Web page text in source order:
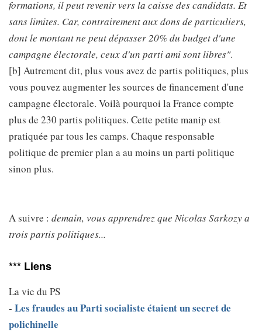
formations, il peut revenir vers la caisse des candidats. Et
sans limites. Car, contrairement aux dons de particuliers,
dont le montant ne peut dépasser 20% du budget d'une
campagne électorale, ceux d'un parti ami sont libres".
[b] Autrement dit, plus vous avez de partis politiques, plus
vous pouvez augmenter les sources de financement d'une
campagne électorale. Voilà pourquoi la France compte
plus de 230 partis politiques. Cette petite manip est
pratiquée par tous les camps. Chaque responsable
politique de premier plan a au moins un parti politique
sinon plus.
A suivre : demain, vous apprendrez que Nicolas Sarkozy a
trois partis politiques...
*** Liens
La vie du PS
- Les fraudes au Parti socialiste étaient un secret de
polichinelle